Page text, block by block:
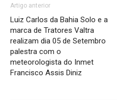
Artigo anterior
Luiz Carlos da Bahia Solo e a
marca de Tratores Valtra
realizam dia 05 de Setembro
palestra com o
meteorologista do Inmet
Francisco Assis Diniz